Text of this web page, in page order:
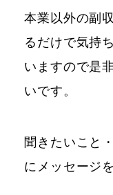
本業以外の副
るだけで気持
いますので是
いです。
聞きたいこと
にメッセージ